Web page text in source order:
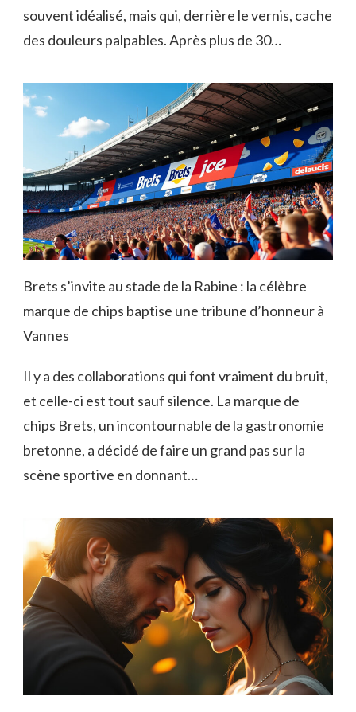
souvent idéalisé, mais qui, derrière le vernis, cache
des douleurs palpables. Après plus de 30…
Brets s’invite au stade de la Rabine : la célèbre
marque de chips baptise une tribune d’honneur à
Vannes
Il y a des collaborations qui font vraiment du bruit,
et celle-ci est tout sauf silence. La marque de
chips Brets, un incontournable de la gastronomie
bretonne, a décidé de faire un grand pas sur la
scène sportive en donnant…